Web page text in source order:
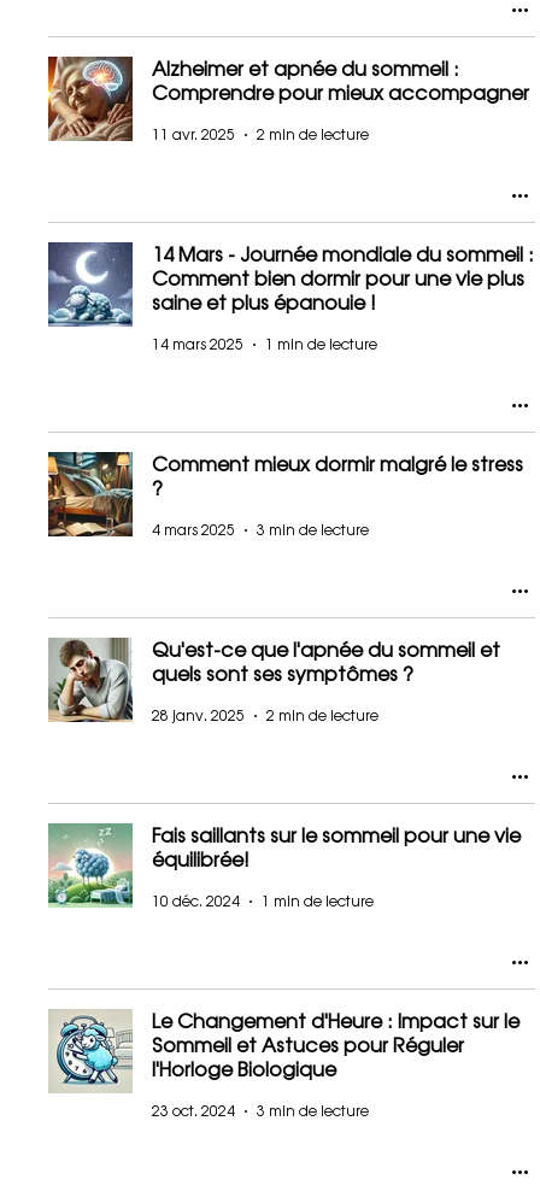
Alzheimer et apnée du sommeil :
Comprendre pour mieux accompagner
11 avr. 2025 2 min de lecture
14 Mars - Journée mondiale du sommeil :
Comment bien dormir pour une vie plus
saine et plus épanouie !
14 mars 2025 1 min de lecture
Comment mieux dormir malgré le stress
?
4 mars 2025 3 min de lecture
Qu'est-ce que l'apnée du sommeil et
quels sont ses symptômes ?
28 janv. 2025 2 min de lecture
Fais saillants sur le sommeil pour une vie
équilibrée!
10 déc. 2024 1 min de lecture
Le Changement d'Heure : Impact sur le
Sommeil et Astuces pour Réguler
l'Horloge Biologique
23 oct. 2024 3 min de lecture